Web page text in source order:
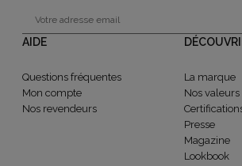
AIDE
Questions fréquentes
Mon compte
Nos revendeurs
La marque
Nos valeurs
Presse
Magazine
Lookbook